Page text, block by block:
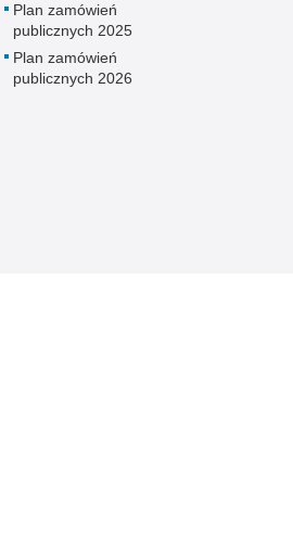
Plan zamówień
publicznych 2025
Plan zamówień
publicznych 2026